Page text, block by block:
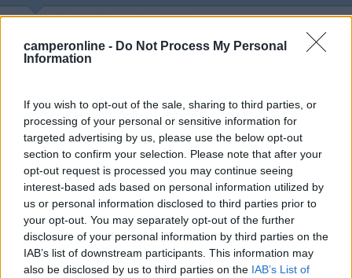
camperonline - Do Not Process My Personal
Information
If you wish to opt-out of the sale, sharing to third parties, or
processing of your personal or sensitive information for
targeted advertising by us, please use the below opt-out
section to confirm your selection. Please note that after your
opt-out request is processed you may continue seeing
interest-based ads based on personal information utilized by
us or personal information disclosed to third parties prior to
your opt-out. You may separately opt-out of the further
disclosure of your personal information by third parties on the
IAB’s list of downstream participants. This information may
also be disclosed by us to third parties on the IAB’s List of
Inserito il10/04/2014 alle:16:04:01
>id="red">, a me e' piaciuta come disposizione, x il resto
paolo 61
11698
Inserito il10/04/2014 alle:22:07:47
Il marchio Miller faceva parte del gruppo sea, ed era
abbastanza in voga circa un decennio fa, era un discreto
compromesso qualità prezzo all'interno del panorama chiamato
da prezzo.... Il gruppo sea, per difendere la propria
sopravvivenza ha deciso di 'scremare' i marchi di suo possesso
e Miller è stato uno di questi, finché successivamente, sea,
ancora più inguaiata finanziariamente è stata acquistata dal